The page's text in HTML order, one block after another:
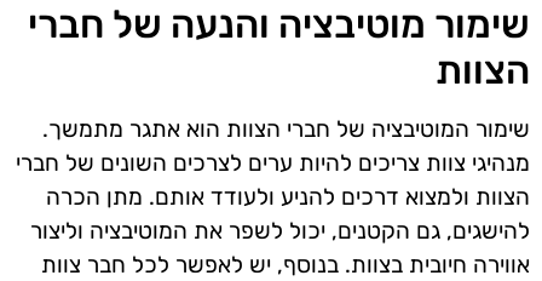
שימור מוטיבציה והנעה של חברי
הצוות
שימור המוטיבציה של חברי הצוות הוא אתגר מתמשך.
מנהיגי צוות צריכים להיות ערים לצרכים השונים של חברי
הצוות ולמצוא דרכים להניע ולעודד אותם. מתן הכרה
להישגים, גם הקטנים, יכול לשפר את המוטיבציה וליצור
אווירה חיובית בצוות. בנוסף, יש לאפשר לכל חבר צוות